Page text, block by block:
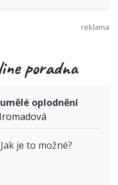
poradna
oplodnění
je to možné?